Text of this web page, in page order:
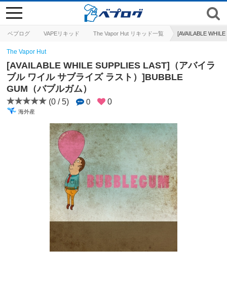
ベプログ VAPEリキッド The Vapor Hut リキッド一覧 [AVAILABLE
toggle
navigation
The Vapor Hut
[AVAILABLE WHILE SUPPLIES LAST]（アバイラ
ブル ワイル サブライズ ラスト）]BUBBLE
GUM（バブルガム）
(0 / 5) 0 0
海外産